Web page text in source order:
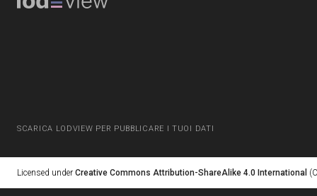
SCARICA LODVIEW PER PUBBLICARE I TUOI DATI
Licensed under Creative Commons Attribution-ShareAlike 4.0 International